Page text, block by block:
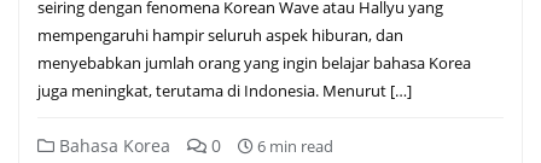
seiring dengan fenomena Korean Wave atau Hallyu yang
mempengaruhi hampir seluruh aspek hiburan, dan
menyebabkan jumlah orang yang ingin belajar bahasa Korea
juga meningkat, terutama di Indonesia. Menurut […]
Bahasa Korea 0 6 min read